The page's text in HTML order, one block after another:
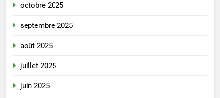
octobre 2025
septembre 2025
août 2025
juillet 2025
juin 2025